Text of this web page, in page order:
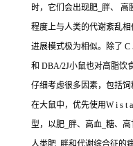
时，它们会出现肥_胖、
程度上与人类的代谢紊乱
进展模式极为相似。除了 C
和 DBA/2J小鼠也对高脂饮
仔细考虑很多因素，包括饲
在大鼠中，优先使用W i s t
型，以肥_胖、高血_糖、
人类肥_胖和代谢综合征的